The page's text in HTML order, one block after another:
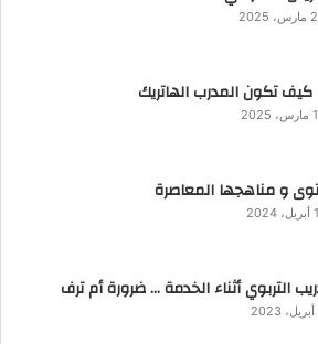
2025
تكون المدرب الهاتريك
و مناهجها المعاصرة
التربوي أثناء الخدمة … ضرورة أم ترف